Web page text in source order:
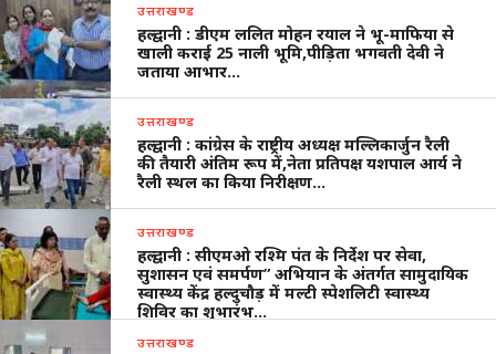
उत्तराखण्ड
हल्द्वानी : डीएम ललित मोहन रयाल ने भू-माफिया से
खाली कराई 25 नाली भूमि,पीड़िता भगवती देवी ने
जताया आभार…
उत्तराखण्ड
हल्द्वानी : कांग्रेस के राष्ट्रीय अध्यक्ष मल्लिकार्जुन रैली
की तैयारी अंतिम रूप में,नेता प्रतिपक्ष यशपाल आर्य ने
रैली स्थल का किया निरीक्षण…
उत्तराखण्ड
हल्द्वानी : सीएमओ रश्मि पंत के निर्देश पर सेवा,
सुशासन एवं समर्पण” अभियान के अंतर्गत सामुदायिक
स्वास्थ्य केंद्र हल्दुचौड़ में मल्टी स्पेशलिटी स्वास्थ्य
शिविर का शुभारंभ…
उत्तराखण्ड